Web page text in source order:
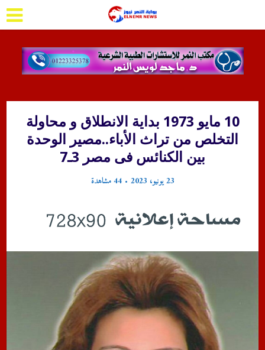
10 مايو 1973 بداية الانطلاق و محاولة
التخلص من تراث الأباء..مصير الوحدة
بين الكنائس فى مصر 3ـ7
23 يونيو، 2023 44 مشاهدة